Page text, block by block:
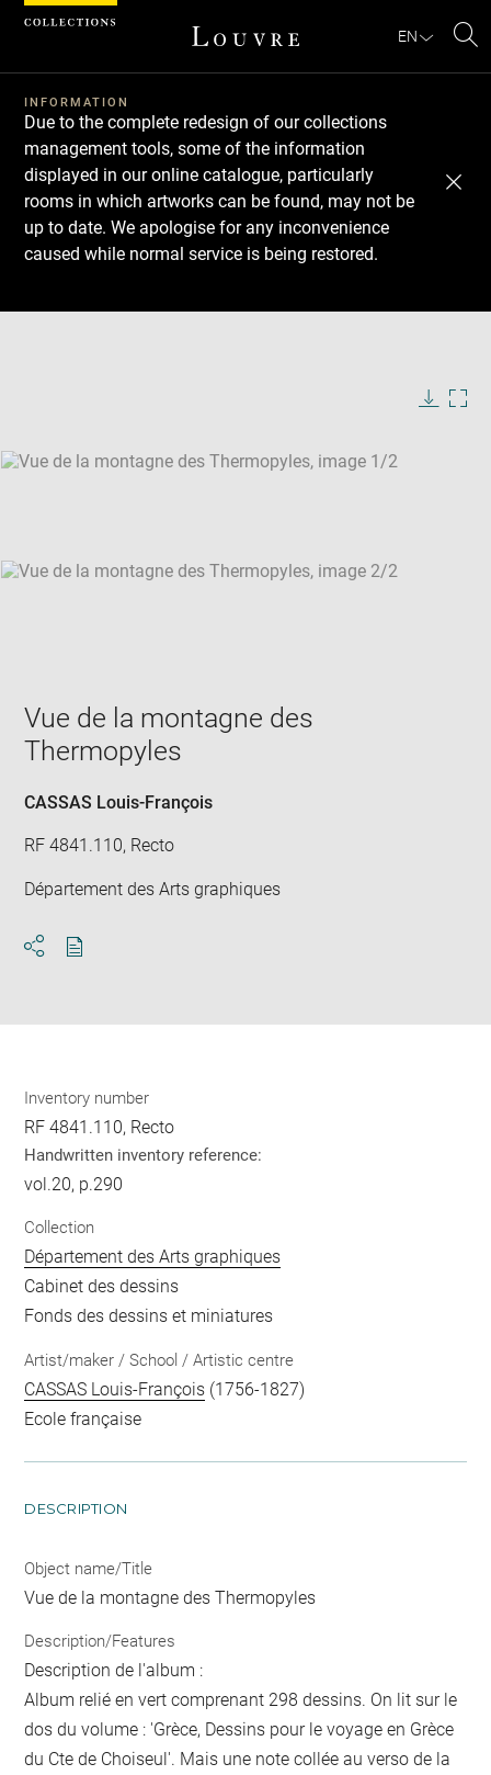
EN
INFORMATION
Due to the complete redesign of our collections
management tools, some of the information
displayed in our online catalogue, particularly
rooms in which artworks can be found, may not be
up to date. We apologise for any inconvenience
caused while normal service is being restored.
SKIP IMAGE CAROUSEL
Download
Next
Previous
Vue de la montagne des
Thermopyles
CASSAS Louis-François
RF 4841.110, Recto
Département des Arts graphiques
Inventory number
RF 4841.110, Recto
Handwritten inventory reference:
vol.20, p.290
Collection
Département des Arts graphiques
Cabinet des dessins
Fonds des dessins et miniatures
Artist/maker / School / Artistic centre
CASSAS Louis-François (1756-1827)
Ecole française
DESCRIPTION
Object name/Title
Vue de la montagne des Thermopyles
Description/Features
Description de l'album :
Album relié en vert comprenant 298 dessins. On lit sur le
dos du volume : 'Grèce, Dessins pour le voyage en Grèce
du Cte de Choiseul'. Mais une note collée au verso de la
Cookies management panel